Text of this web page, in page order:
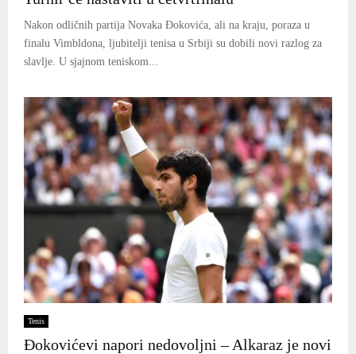
Nakon odličnih partija Novaka Đokovića, ali na kraju, poraza u
finalu Vimbldona, ljubitelji tenisa u Srbiji su dobili novi razlog za
slavlje. U sjajnom teniskom...
Tenis
Đokovićevi napori nedovoljni – Alkaraz je novi